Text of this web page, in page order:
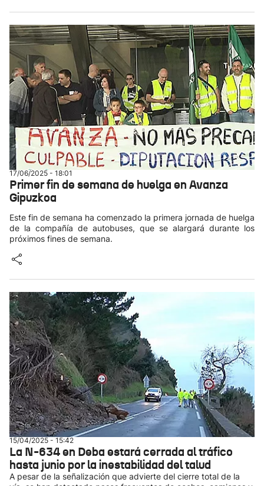
17/06/2025 - 18:01
Primer fin de semana de huelga en Avanza
Gipuzkoa
Este fin de semana ha comenzado la primera jornada de huelga
de la compañía de autobuses, que se alargará durante los
próximos fines de semana.
15/04/2025 - 15:42
La N-634 en Deba estará cerrada al tráfico
hasta junio por la inestabilidad del talud
A pesar de la señalización que advierte del cierre total de la